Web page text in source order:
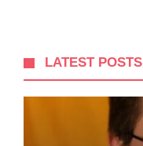
LATEST POSTS